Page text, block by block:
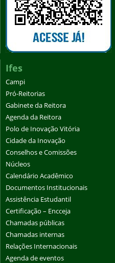
Ifes
Campi
Pró-Reitorias
Gabinete da Reitora
Agenda da Reitora
Polo de Inovação Vitória
Cidade da Inovação
Conselhos e Comissões
Núcleos
Calendário Acadêmico
Documentos Institucionais
Assistência Estudantil
Certificação – Encceja
Chamadas públicas
Chamadas internas
Relações Internacionais
Agenda de eventos